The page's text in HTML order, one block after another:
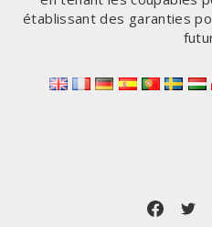
établissant des garanties